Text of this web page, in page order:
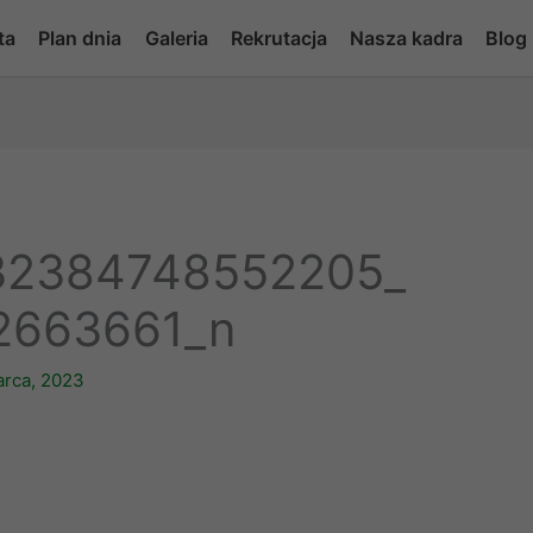
Plan dnia Galeria Rekrutacja Nasza kadra Blog
2023